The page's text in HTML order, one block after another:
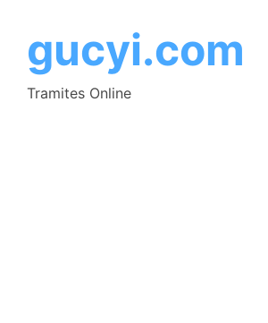
contenido
gucyi.com
Tramites Online